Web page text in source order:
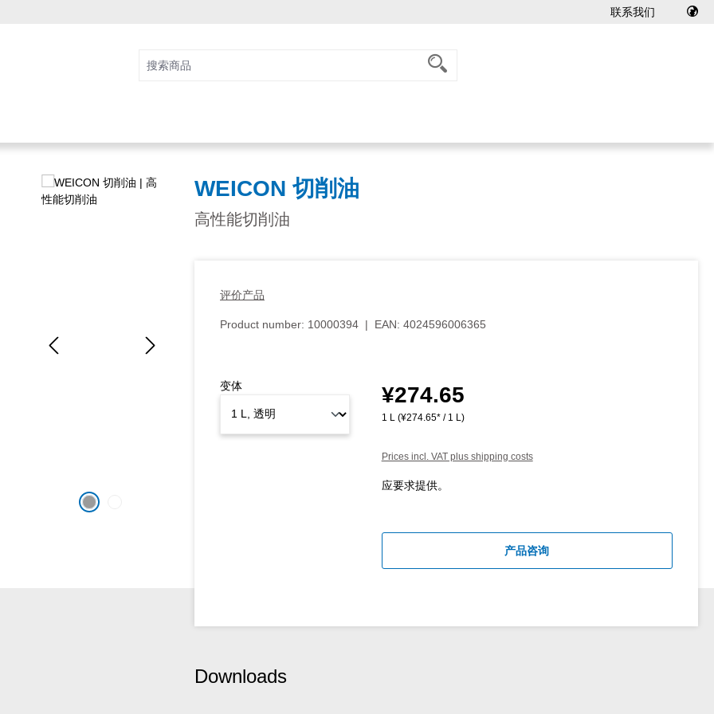
联系我们
WEICON 切削油
高性能切削油
评价产品
Product number: 10000394 | EAN: 4024596006365
Regular price:
¥274.65
1 L (¥274.65* / 1 L)
Prices incl. VAT plus shipping costs
应要求提供。
变体
产品咨询
Downloads